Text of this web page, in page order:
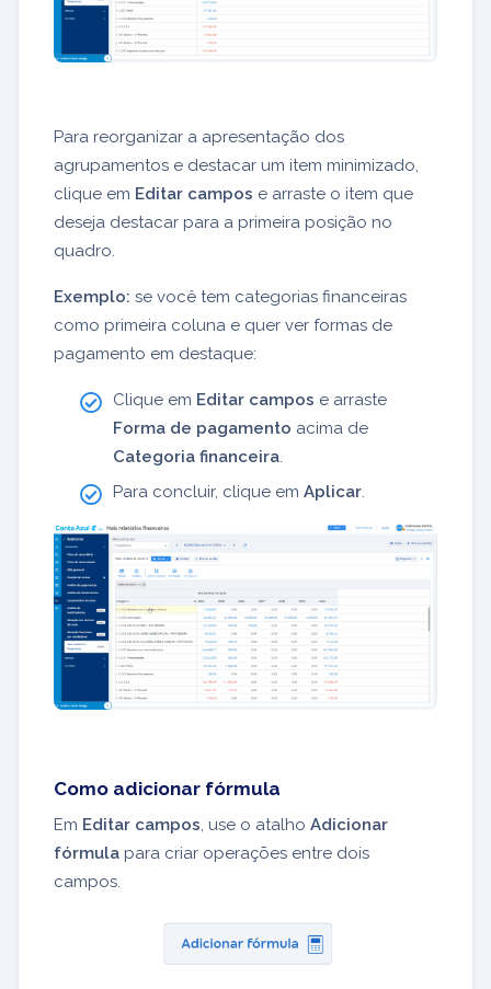
Para reorganizar a apresentação dos
agrupamentos e destacar um item minimizado,
clique em Editar campos e arraste o item que
deseja destacar para a primeira posição no
quadro.
Exemplo: se você tem categorias financeiras
como primeira coluna e quer ver formas de
pagamento em destaque:
Clique em Editar campos e arraste
Forma de pagamento acima de
Categoria financeira.
Para concluir, clique em Aplicar.
Como adicionar fórmula
Em Editar campos, use o atalho Adicionar
fórmula para criar operações entre dois
campos.